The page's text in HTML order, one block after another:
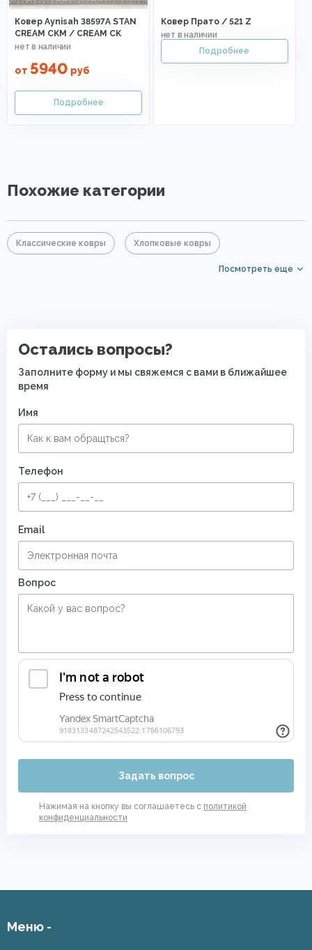
Ковер Aynisah 38597A STAN
CREAM CKM / CREAM CK
от 5940 руб
Ковер Прато / 521 Z
Похожие категории
Классические ковры Хлопковые ковры
Посмотреть еще
Остались вопросы?
Заполните форму и мы свяжемся с вами в ближайшее
время
Имя
Телефон
Email
Вопрос
Задать вопрос
Нажимая на кнопку вы соглашаетесь с политикой
конфиденциальности
Меню -